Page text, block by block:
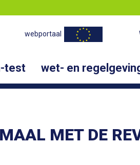
webportaal
test wet- en
MET DE